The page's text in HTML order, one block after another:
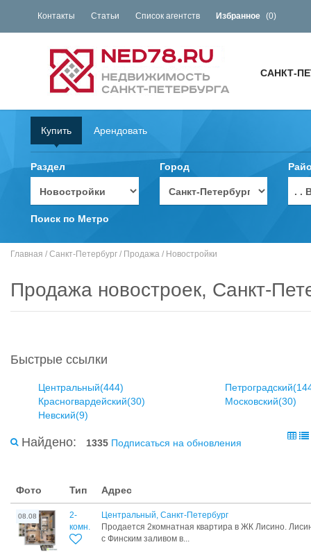
Контакты Статьи Список агентств Избранное (0)
САНКТ-
Купить Арендовать
Раздел Город
. .
Поиск по Метро
Главная / Санкт-Петербург / Продажа / Новостройки
Продажа новостроек, Санкт-
Быстрые ссылки
Центральный(444)
Красногвардейский(30)
Московский(30)
Невский(9)
Найдено: 1335 Подписаться на обновления
Фото Тип Адрес
08.08
2-
комн.
Центральный, Санкт-Петербург
Продается 2комнатная квартира в ЖК Лисино.
с Финским заливом в...